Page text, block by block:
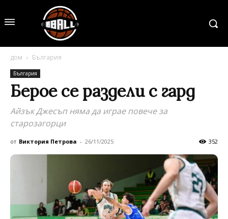
дом България
България
Берое се раздели с гард
Айзък Джесъп няма да играе повече за
старозагорци
от Виктория Петрова - 26/11/2025 352